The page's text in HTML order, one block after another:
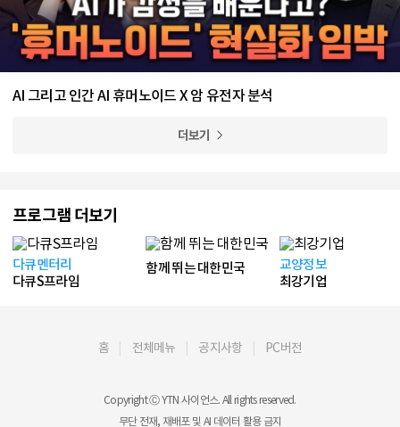
AI 그리고 인간 AI 휴머노이드 X 암 유전자 분석
더보기
프로그램 더보기
다큐멘터리
다큐S프라임
함께 뛰는 대한민국
교양정보
최강기업
홈 전체메뉴 공지사항 PC버전
Copyright Ⓒ YTN 사이언스. All rights reserved.
무단 전재, 재배포 및 AI 데이터 활용 금지